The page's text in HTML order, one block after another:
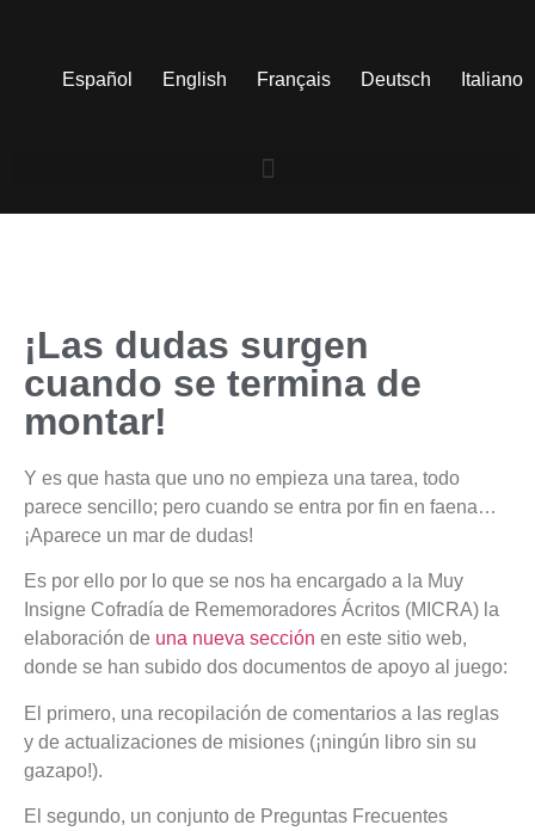
Español English Français Deutsch Italiano
¡Las dudas surgen
cuando se termina de
montar!
Y es que hasta que uno no empieza una tarea, todo
parece sencillo; pero cuando se entra por fin en faena…
¡Aparece un mar de dudas!
Es por ello por lo que se nos ha encargado a la Muy
Insigne Cofradía de Rememoradores Ácritos (MICRA) la
elaboración de una nueva sección en este sitio web,
donde se han subido dos documentos de apoyo al juego:
El primero, una recopilación de comentarios a las reglas
y de actualizaciones de misiones (¡ningún libro sin su
gazapo!).
El segundo, un conjunto de Preguntas Frecuentes